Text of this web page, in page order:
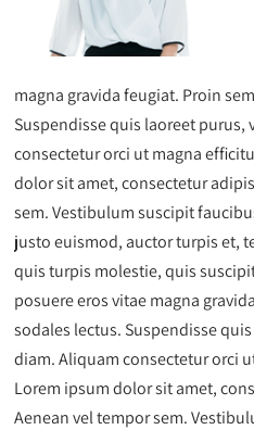
magna gravida feugiat. Proin
Suspendisse quis laoreet
consectetur orci ut magna
dolor sit amet, consectetur
sem. Vestibulum suscipit
justo euismod, auctor turpis et,
quis turpis molestie, quis
posuere eros vitae magna
sodales lectus. Suspendisse
diam. Aliquam consectetur orci
Lorem ipsum dolor sit amet,
Aenean vel tempor sem.